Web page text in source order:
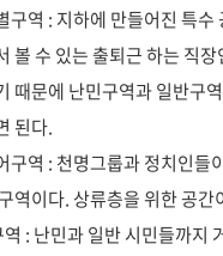
구역 : 지하에 만들어진 특
볼 수 있는 출퇴근 하는 직
때문에 난민구역과 일반구
된다.
구역 : 천명그룹과 정치인들
역이다. 상류층을 위한 공
: 난민과 일반 시민들까지